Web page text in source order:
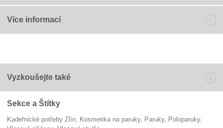
Více informací
Vyzkoušejte také
Sekce a Štítky
Kadeřnické potřeby Zlín kosmetika na paruky paruky
poloparuky